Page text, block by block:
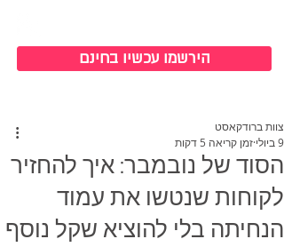
הירשמו עכשיו בחינם
הסוד של נובמבר: איך להחזיר
לקוחות שנטשו את עמוד
הנחיתה בלי להוציא שקל נוסף
צוות ברודקאסט
9 ביולי
זמן קריאה 5 דקות